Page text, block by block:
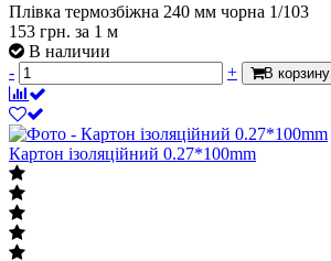
Плівка термозбіжна 240 мм чорна 1/103
153 грн. за 1 м
В наличии
-
+ В корзину
Картон ізоляційний 0.27*100mm